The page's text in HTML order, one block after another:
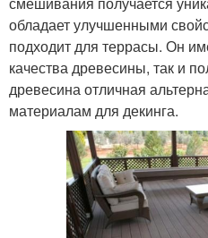
обладает улучшенными
подходит для террасы. Он
качества древесины, так и
древесина отличная
материалам для декинга.